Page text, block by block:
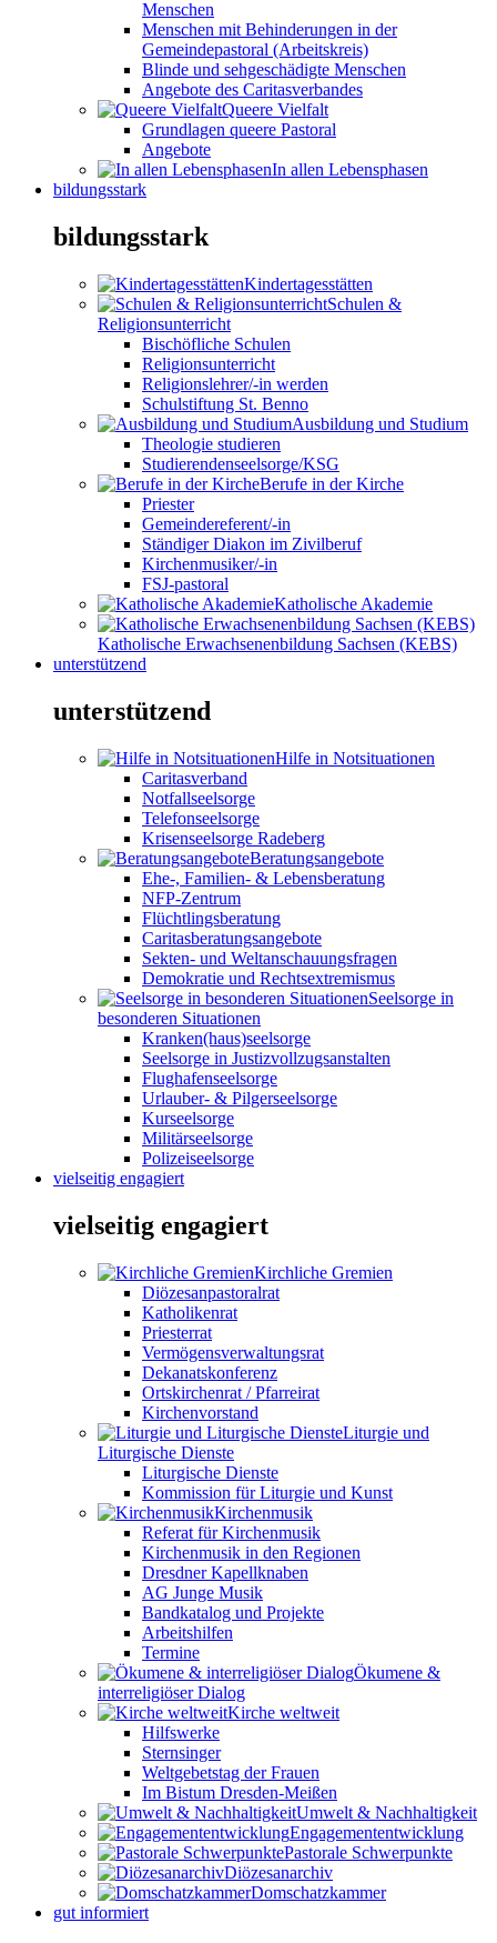
Menschen
Menschen mit Behinderungen in der
Gemeindepastoral (Arbeitskreis)
Blinde und sehgeschädigte Menschen
Angebote des Caritasverbandes
Queere Vielfalt
Grundlagen queere Pastoral
Angebote
In allen Lebensphasen
bildungsstark
bildungsstark
Kindertagesstätten
Schulen &
Religionsunterricht
Bischöfliche Schulen
Religionsunterricht
Religionslehrer/-in werden
Schulstiftung St. Benno
Ausbildung und Studium
Theologie studieren
Studierendenseelsorge/KSG
Berufe in der Kirche
Priester
Gemeindereferent/-in
Ständiger Diakon im Zivilberuf
Kirchenmusiker/-in
FSJ-pastoral
Katholische Akademie
Katholische Erwachsenenbildung Sachsen (KEBS)
unterstützend
unterstützend
Hilfe in Notsituationen
Caritasverband
Notfallseelsorge
Telefonseelsorge
Krisenseelsorge Radeberg
Beratungsangebote
Ehe-, Familien- & Lebensberatung
NFP-Zentrum
Flüchtlingsberatung
Caritasberatungsangebote
Sekten- und Weltanschauungsfragen
Demokratie und Rechtsextremismus
Seelsorge in
besonderen Situationen
Kranken(haus)seelsorge
Seelsorge in Justizvollzugsanstalten
Flughafenseelsorge
Urlauber- & Pilgerseelsorge
Kurseelsorge
Militärseelsorge
Polizeiseelsorge
vielseitig engagiert
vielseitig engagiert
Kirchliche Gremien
Diözesanpastoralrat
Katholikenrat
Priesterrat
Vermögensverwaltungsrat
Dekanatskonferenz
Ortskirchenrat / Pfarreirat
Kirchenvorstand
Liturgie und
Liturgische Dienste
Liturgische Dienste
Kommission für Liturgie und Kunst
Kirchenmusik
Referat für Kirchenmusik
Kirchenmusik in den Regionen
Dresdner Kapellknaben
AG Junge Musik
Bandkatalog und Projekte
Arbeitshilfen
Termine
Ökumene &
interreligiöser Dialog
Kirche weltweit
Hilfswerke
Sternsinger
Weltgebetstag der Frauen
Im Bistum Dresden-Meißen
Umwelt & Nachhaltigkeit
Engagemententwicklung
Pastorale Schwerpunkte
Diözesanarchiv
Domschatzkammer
gut informiert